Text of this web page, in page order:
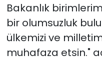
Bakanlık
bir olumsuzluk
ülkemizi ve
muhafaza etsin."